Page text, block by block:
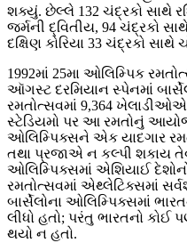
શક્યું. છેલ્લે 132 ચંદ્રકો સાથે
જર્મની દ્વિતીય, 94 ચંદ્રકો
દક્ષિણ કોરિયા 33 ચંદ્રકો સાથે
1992માં 25મા ઓલિમ્પિક
ઑગસ્ટ દરમિયાન સ્પેનમાં
રમતોત્સવમાં 9,364 ખેલાડીઓએ
સ્ટેડિયમો પર આ રમતોનું
ઓલિમ્પિક્સને એક યાદગાર
તથા પ્રજાએ ન કલ્પી શકાય
ઓલિમ્પિક્સમાં એશિયાઈ
રમતોત્સવમાં એથ્લેટિક્સમાં
બાર્સેલોના ઓલિમ્પિક્સમાં
લીધો હતો; પરંતુ ભારતનો
થયો ન હતો.